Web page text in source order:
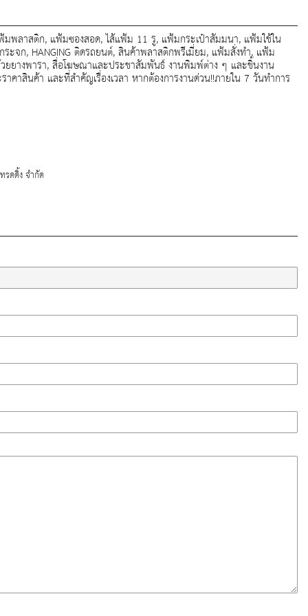
พลาสติก, แฟ้มซองสอด, ไส้แฟ้ม 11 รู, แฟ้มกระเป๋าสัมมนา, แฟ้มใช้ใน
จก, HANGING ติดรถยนต์, สินค้าพลาสติกพรีเมี่ยม, แฟ้มสั่งทำ, แฟ้ม
ยางพารา, สื่อโฆษณาและประชาสัมพันธ์ งานพิมพ์ต่าง ๆ และชิ้นงาน
าสินค้า และที่สำคัญเรื่องเวลา หากต้องการงานด่วน!!ภายใน 7 วันทำการ
รดดิ้ง จำกัด